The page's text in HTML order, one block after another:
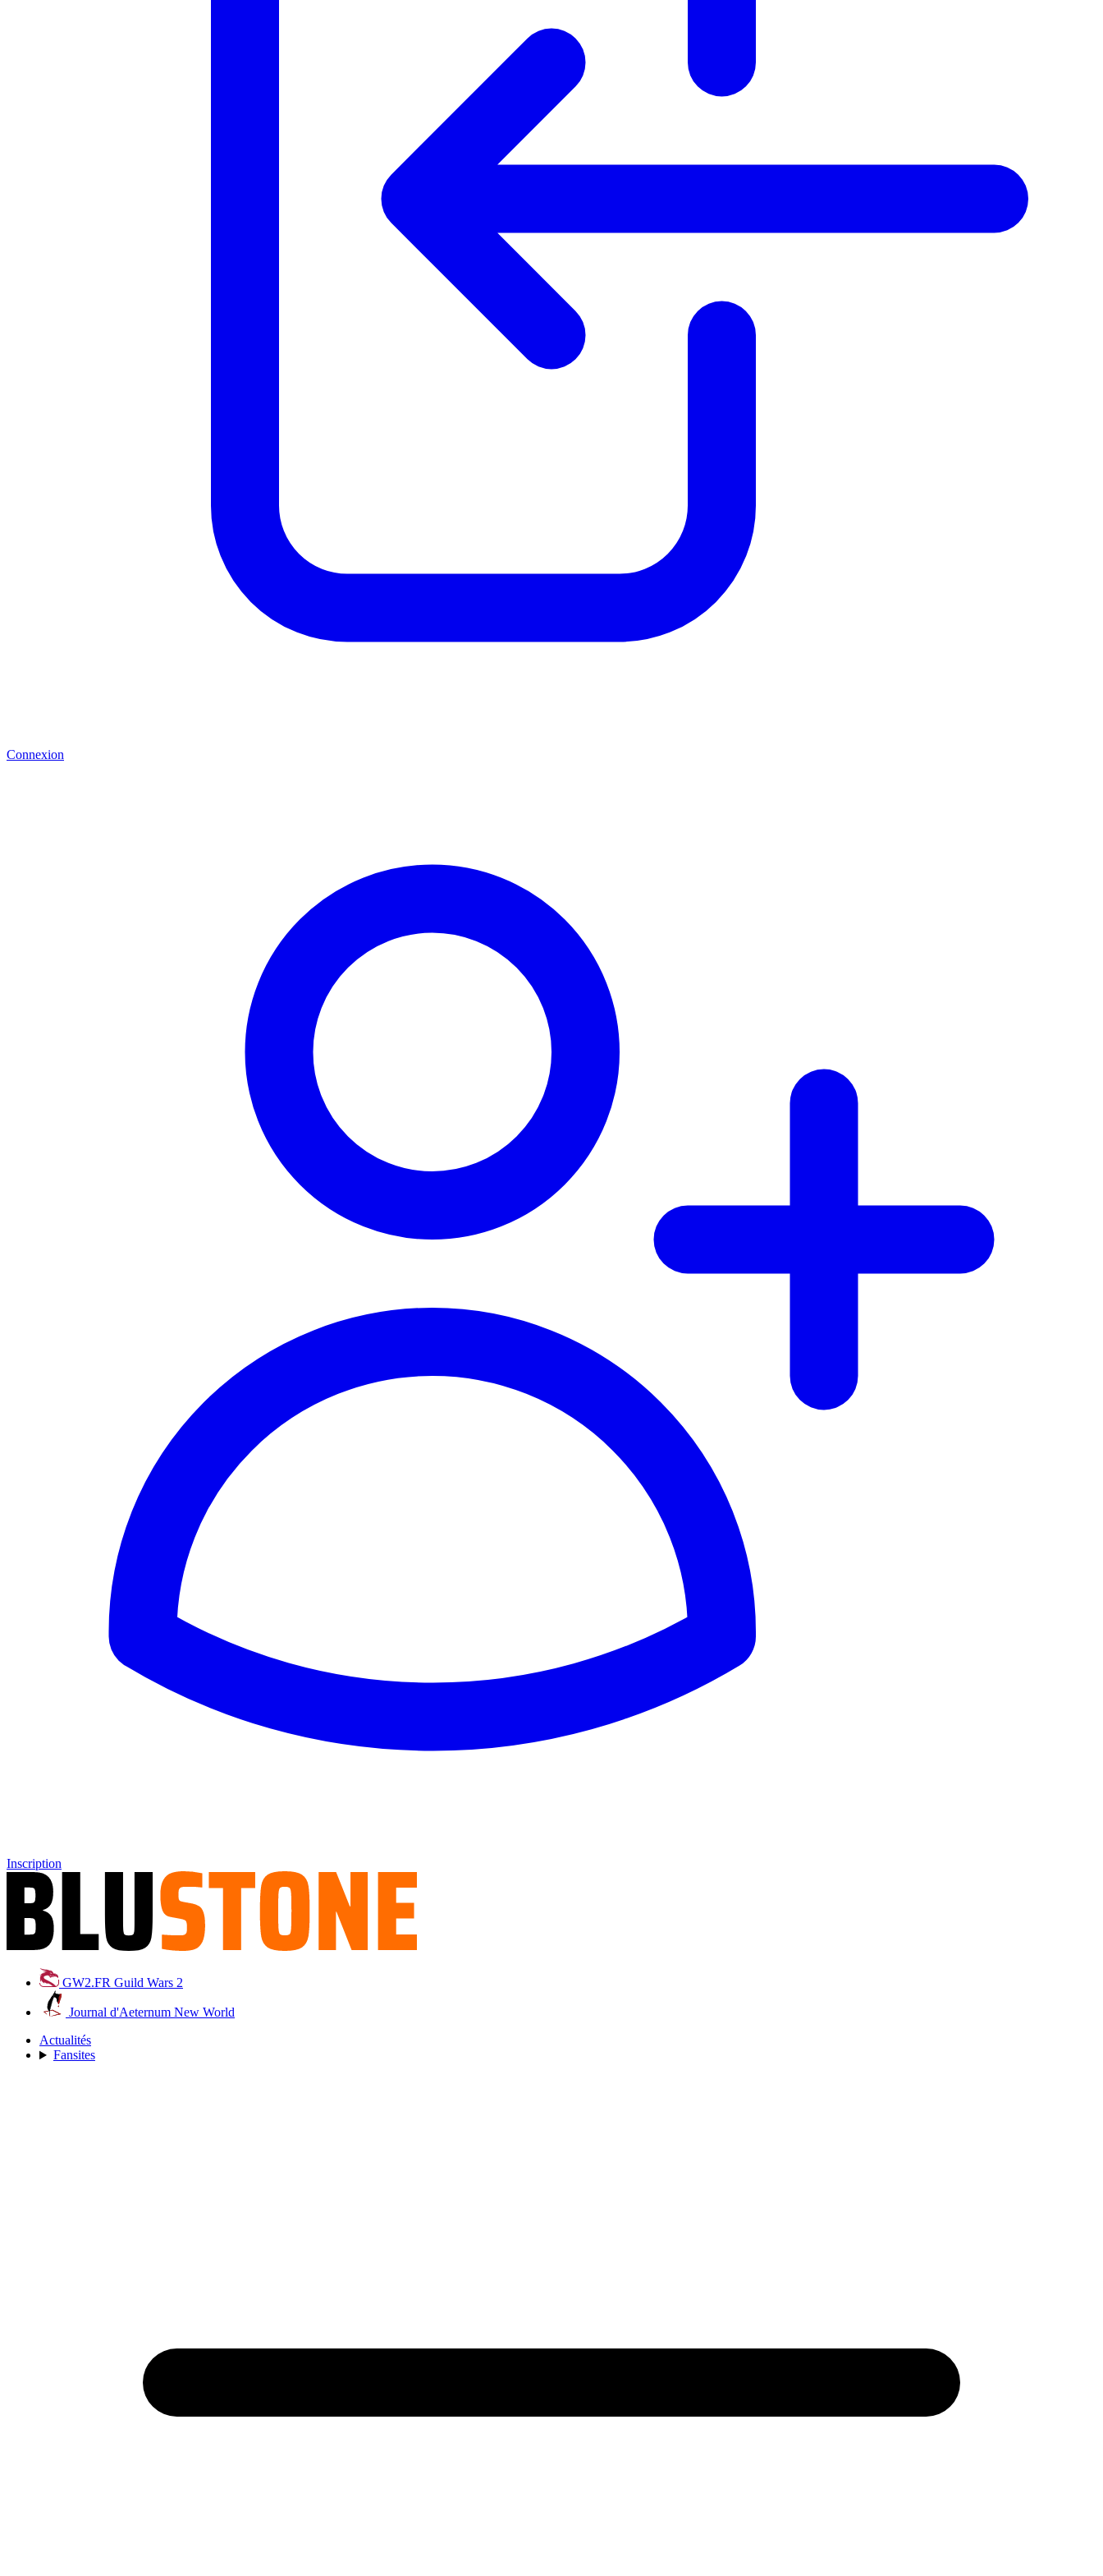
Connexion
Inscription
GW2.FR Guild Wars 2
Journal d'Aeternum New World
Actualités
Fansites